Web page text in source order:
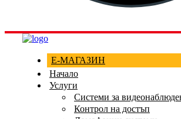
Е-МАГАЗИН
Начало
Услуги
Системи за
Контрол на достъп